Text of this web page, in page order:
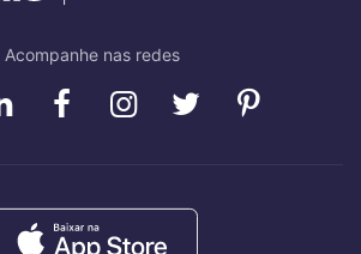
Acompanhe nas redes